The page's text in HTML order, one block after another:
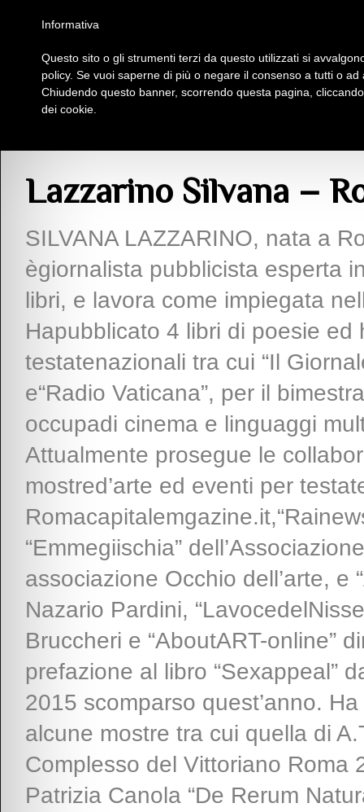
Insieme Per La Cultura
Lazzarino Silvana –
SILVANA LAZZARINO, nata a
ègiornalista pubblicista esperta
libri, e lavora come impiegata
Hapubblicato 4 libri di poesie
testatenazionali tra cui “Il
e“Radio Vaticana”, per il
occupadi cinema e linguaggi
Attualmente prosegue le
mostred’arte ed eventi per
“Emmegiischia”
associazione Occhio dell’arte, e
Nazario Pardini,
Bruccheri e “AboutART-online”
prefazione al libro “Sexappeal”
2015 scomparso quest’anno.
alcune mostre tra cui quella di
Complesso del Vittoriano Roma
Patrizia Canola “De Rerum
Informativa
Questo sito o gli strumenti terzi da questo utilizzati si
policy. Se vuoi saperne di più o negare il consenso a tutti o
Chiudendo questo banner, scorrendo questa pagina,
dei cookie.